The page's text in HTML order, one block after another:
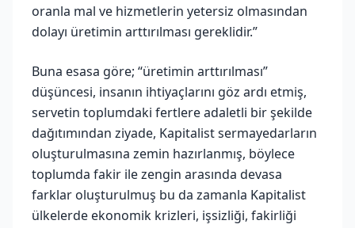
oranla mal ve hizmetlerin yetersiz olmasından
dolayı üretimin arttırılması gereklidir.”
Buna esasa göre; “üretimin arttırılması”
düşüncesi, insanın ihtiyaçlarını göz ardı etmiş,
servetin toplumdaki fertlere adaletli bir şekilde
dağıtımından ziyade, Kapitalist sermayedarların
oluşturulmasına zemin hazırlanmış, böylece
toplumda fakir ile zengin arasında devasa
farklar oluşturulmuş bu da zamanla Kapitalist
ülkelerde ekonomik krizleri, işsizliği, fakirliği